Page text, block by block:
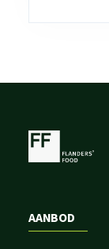
AANBOD